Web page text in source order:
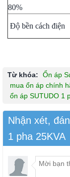
80%
Độ bền cách điện
Từ khóa: Ổn áp
mua ổn áp chính
ổn áp SUTUDO 1
Nhận xét,
1 pha 25KVA